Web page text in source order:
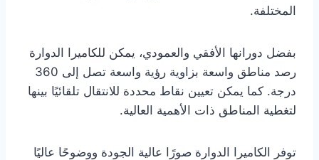
المختلفة.
بفضل دورانها الأفقي والعمودي، يمكن للكاميرا الدوارة
رصد مناطق واسعة بزاوية رؤية واسعة تصل إلى 360
درجة. كما يمكن تعيين نقاط محددة للانتقال تلقائيًا بينها
لتغطية المناطق ذات الأهمية العالية.
توفر الكاميرا الدوارة صورًا عالية الجودة ووضوحًا عاليًا